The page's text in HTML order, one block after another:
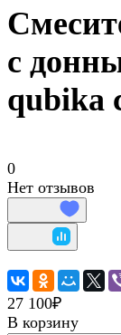
с
qubika
0
Нет отзывов
27 100₽
В корзину